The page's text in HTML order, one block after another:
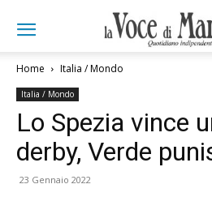
Home Italia / Mondo
Italia / Mondo
Lo Spezia vince
derby, Verde
23 Gennaio 2022